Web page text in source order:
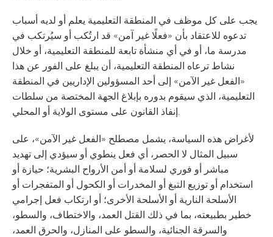
يجب على كل موظف في المنطقة التعليمية يعلم أو لديه أسباب
تدعوه للاعتقاد بأن «فعلًا غير آمن» قد ارتُكب أو سيُرتكب في
مدرسة ما، أو في أي منشأة تابعة للمنطقة التعليمية، أو خلال
نشاط ترعاه المنطقة التعليمية، أن يبلغ على الفور عن هذا
«الفعل غير الآمن» إلى أحد المسؤولين الإداريين في المنطقة
التعليمية، الذي سيقوم بدوره بإبلاغ الجهة المختصة من سلطات
إنفاذ القانون على مستوى الولاية أو المحلي.
لأغراض هذه السياسة، يشمل مصطلح «الفعل غير الآمن»، على
سبيل المثال لا الحصر، أي فعل ينطوي أو سيؤدي إلى تهديد
مباشر أو فوري لسلامة أو أمن الأرواح البشرية؛ حيازة أو
استخدام أو توزيع التبغ أو المخدرات أو الكحول أو المتفجرات أو
الأسلحة النارية أو الأسلحة الأخرى؛ أو ارتكاب فعل إجرامي
خطير بطبيعته، بما في ذلك القتل العمد، والاختطاف، والسطو،
والسرقة الجنائية، والسطو على المنازل، والحرق العمد،